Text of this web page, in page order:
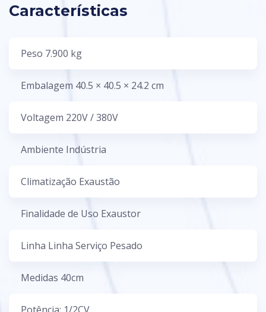
Características
Peso 7.900 kg
Embalagem 40.5 × 40.5 × 24.2 cm
Voltagem 220V / 380V
Ambiente Indústria
Climatização Exaustão
Finalidade de Uso Exaustor
Linha Linha Serviço Pesado
Medidas 40cm